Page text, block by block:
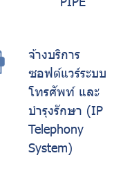
จ้างบริการ
ซอฟต์แวร์ระบบ
โทรศัพท์ และ
บำรุงรักษา (IP
Telephony
System)